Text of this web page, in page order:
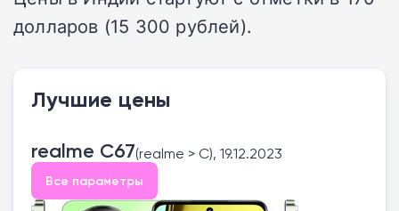
долларов (15 300 рублей).
Лучшие цены
realme C67(realme > C), 19.12.2023
Все параметры